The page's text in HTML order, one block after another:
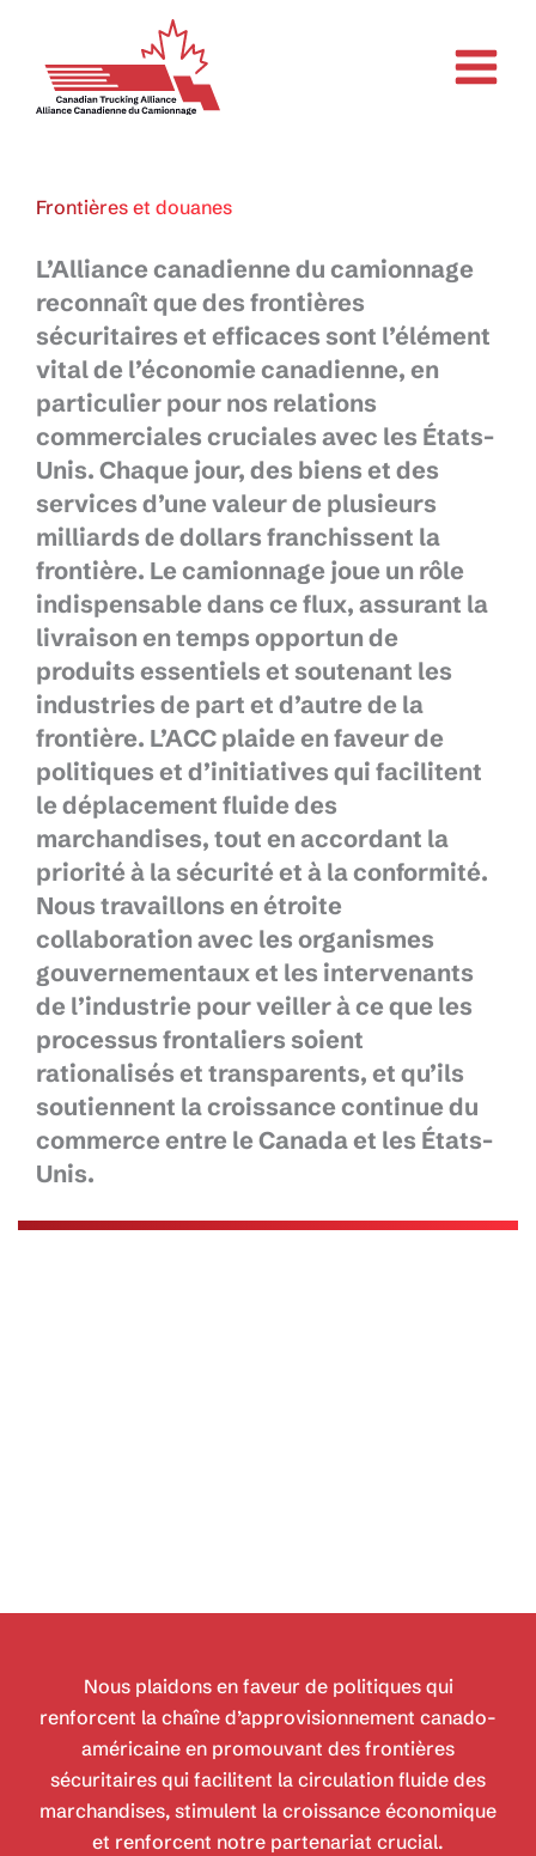
contenu
Frontières et douanes
L’Alliance canadienne du camionnage
reconnaît que des frontières
sécuritaires et efficaces sont l’élément
vital de l’économie canadienne, en
particulier pour nos relations
commerciales cruciales avec les États-
Unis. Chaque jour, des biens et des
services d’une valeur de plusieurs
milliards de dollars franchissent la
frontière. Le camionnage joue un rôle
indispensable dans ce flux, assurant la
livraison en temps opportun de
produits essentiels et soutenant les
industries de part et d’autre de la
frontière. L’ACC plaide en faveur de
politiques et d’initiatives qui facilitent
le déplacement fluide des
marchandises, tout en accordant la
priorité à la sécurité et à la conformité.
Nous travaillons en étroite
collaboration avec les organismes
gouvernementaux et les intervenants
de l’industrie pour veiller à ce que les
processus frontaliers soient
rationalisés et transparents, et qu’ils
soutiennent la croissance continue du
commerce entre le Canada et les États-
Unis.
Nous plaidons en faveur de politiques qui
renforcent la chaîne d’approvisionnement canado-
américaine en promouvant des frontières
sécuritaires qui facilitent la circulation fluide des
marchandises, stimulent la croissance économique
et renforcent notre partenariat crucial.